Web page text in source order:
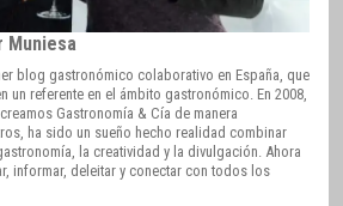
Muniesa
blog gastronómico colaborativo en España, que
un referente en el ámbito gastronómico. En 2008,
Gastronomía & Cía de manera
ha sido un sueño hecho realidad combinar
la creatividad y la divulgación. Ahora
informar, deleitar y conectar con todos los